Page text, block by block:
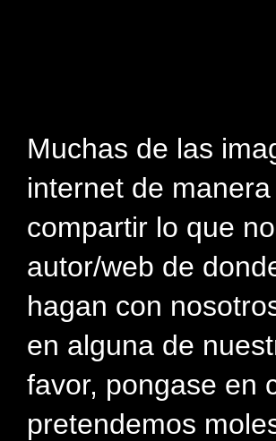
Muchas de las
internet de
compartir lo que
autor/web de
hagan con
en alguna de
favor, pongase en
pretendemos